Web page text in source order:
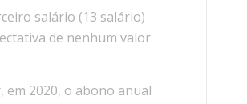
salário (13 salário)
de nenhum valor
em 2020, o abono anual